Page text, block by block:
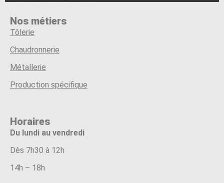
Nos métiers
Tôlerie
Chaudronnerie
Métallerie
Production spécifique
Horaires
Du lundi au vendredi
Dès 7h30 à 12h
14h – 18h